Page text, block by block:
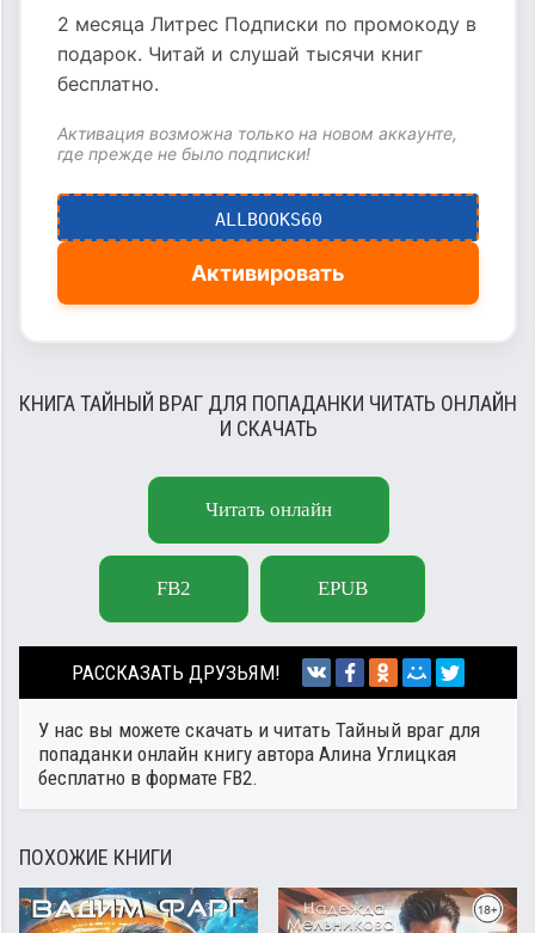
2 месяца Литрес Подписки по промокоду в
подарок. Читай и слушай тысячи книг
бесплатно.
Активация возможна только на новом аккаунте,
где прежде не было подписки!
ALLBOOKS60
Активировать
КНИГА ТАЙНЫЙ ВРАГ ДЛЯ ПОПАДАНКИ ЧИТАТЬ ОНЛАЙН
И СКАЧАТЬ
Читать онлайн
FB2 EPUB
РАССКАЗАТЬ ДРУЗЬЯМ!
У нас вы можете скачать и читать Тайный враг для
попаданки онлайн книгу автора Алина Углицкая
бесплатно в формате FB2.
ПОХОЖИЕ КНИГИ